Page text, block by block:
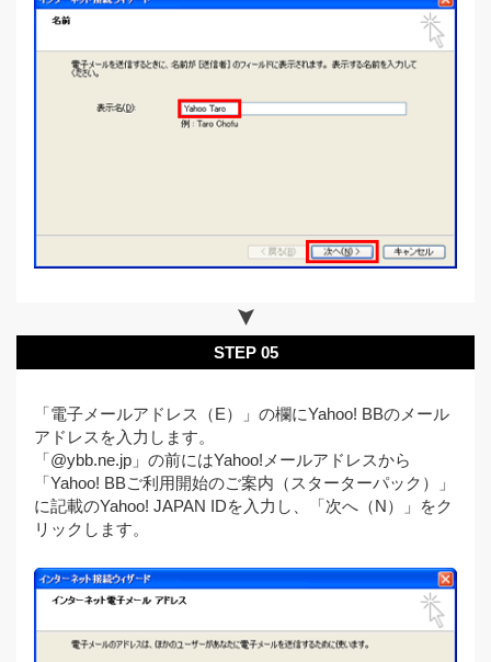
STEP 05
「電子メールアドレス（E）」の欄にYahoo! BBのメール
アドレスを入力します。
「@ybb.ne.jp」の前にはYahoo!メールアドレスから
「Yahoo! BBご利用開始のご案内（スターターパック）」
に記載のYahoo! JAPAN IDを入力し、「次へ（N）」をク
リックします。